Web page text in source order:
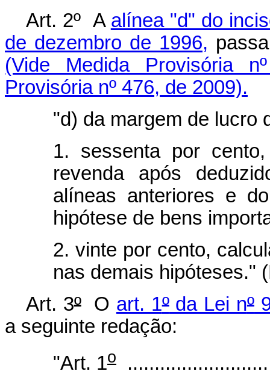
Art. 2º A alínea "d" do
de dezembro de 1996,
(Vide Medida Provisória
Provisória nº 476, de 2009).
"d) da margem de lucro
1. sessenta por
revenda após
alíneas anteriores e
hipótese de bens
2. vinte por cento,
nas demais hipóteses."
Art. 3ºO art. 1ºda Lei nº
a seguinte redação:
"Art. 1o